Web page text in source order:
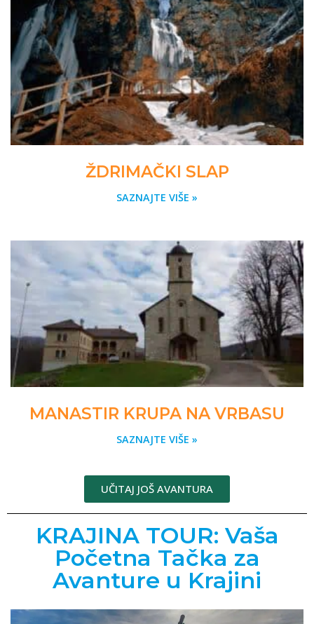
ŽDRIMAČKI SLAP
SAZNAJTE VIŠE »
MANASTIR KRUPA NA VRBASU
SAZNAJTE VIŠE »
UČITAJ JOŠ AVANTURA
KRAJINA TOUR: Vaša
Početna Tačka za
Avanture u Krajini